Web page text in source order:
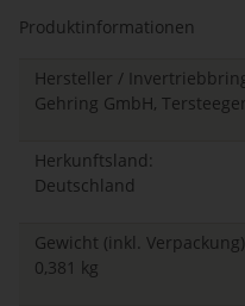
Produktinformationen
Hersteller /
Gehring GmbH,
Herkunftsland:
Deutschland
Gewicht (inkl.
0,381 kg